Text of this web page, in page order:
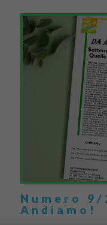
Numero
Andiamo!